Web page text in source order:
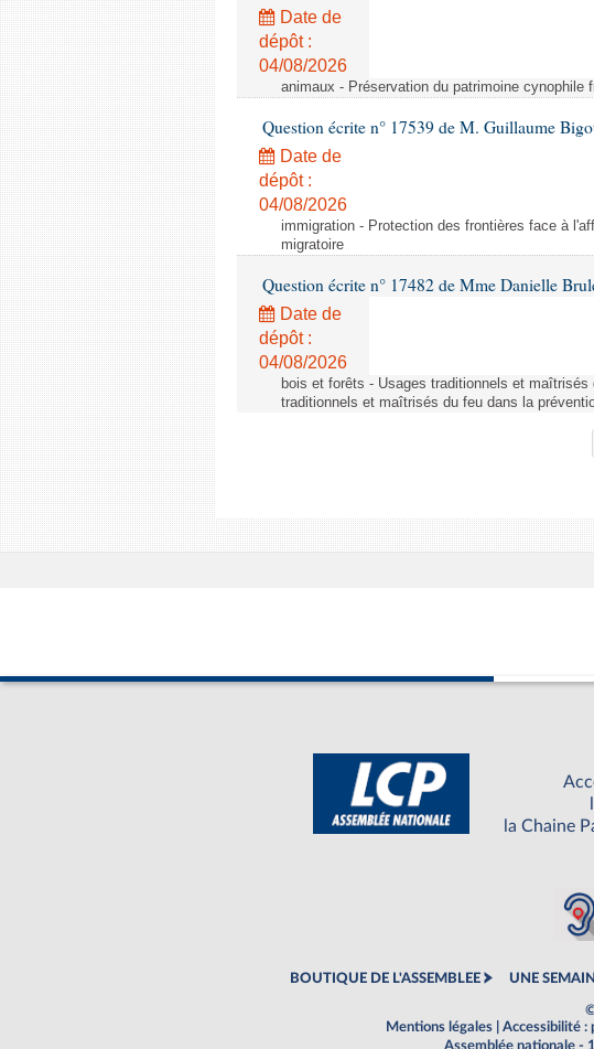
Date de
dépôt :
04/08/2026
animaux - Préservation du patrimoine
Question écrite n° 17539 de M. Guillaume
Date de
dépôt :
04/08/2026
immigration - Protection des frontières face à
migratoire
Question écrite n° 17482 de Mme Danielle
Date de
dépôt :
04/08/2026
bois et forêts - Usages traditionnels et
traditionnels et maîtrisés du feu dans la
la Chaine
BOUTIQUE DE L'ASSEMBLEE UNE
Mentions légales
Accessibilité :
Assemblée nationale -